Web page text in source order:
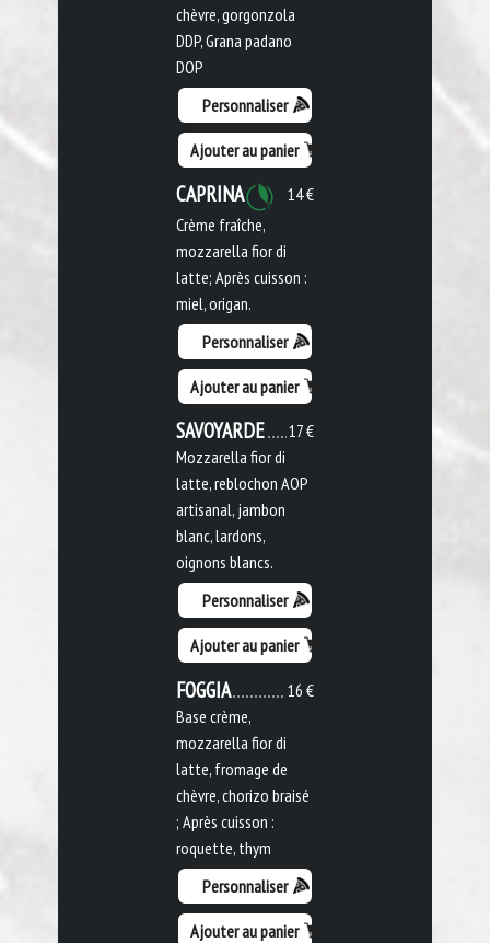
chèvre, gorgonzola
DDP, Grana padano
DOP
Personnaliser
Ajouter au panier
14 €
CAPRINA
Crème fraîche,
mozzarella fior di
latte; Après cuisson :
miel, origan.
Personnaliser
Ajouter au panier
17 €
SAVOYARDE
Mozzarella fior di
latte, reblochon AOP
artisanal, jambon
blanc, lardons,
oignons blancs.
Personnaliser
Ajouter au panier
16 €
FOGGIA
Base crème,
mozzarella fior di
latte, fromage de
chèvre, chorizo braisé
; Après cuisson :
roquette, thym
Personnaliser
Ajouter au panier